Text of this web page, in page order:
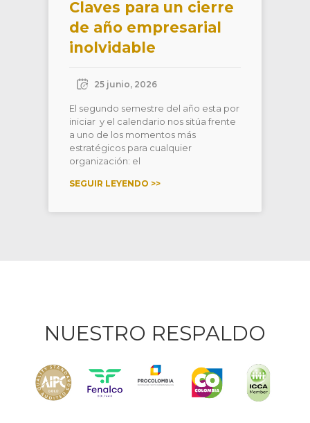
Claves para un cierre
de año empresarial
inolvidable
25 junio, 2026
El segundo semestre del año esta por
iniciar y el calendario nos sitúa frente
a uno de los momentos más
estratégicos para cualquier
organización: el
SEGUIR LEYENDO >>
NUESTRO RESPALDO